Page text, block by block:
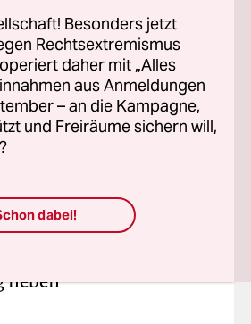
wird,
neben
Besonders jetzt
Rechtsextremismus
daher mit „Alles
aus Anmeldungen
– an die Kampagne,
und Freiräume sichern will,
dabei!